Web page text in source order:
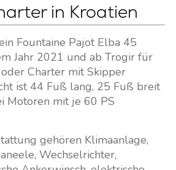
in Kroatien
Fountaine Pajot Elba 45
Jahr 2021 und ab Trogir für
Charter mit Skipper
ist 44 Fuß lang, 25 Fuß breit
Motoren mit je 60 PS
gehören Klimaanlage,
Wechselrichter,